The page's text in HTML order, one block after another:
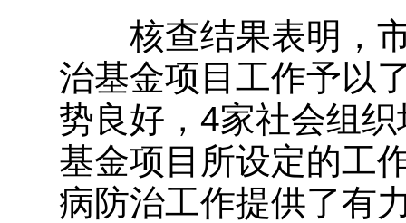
核查结果表明，市
治基金项目工作予以
势良好，4家社会组
基金项目所设定的工
病防治工作提供了有